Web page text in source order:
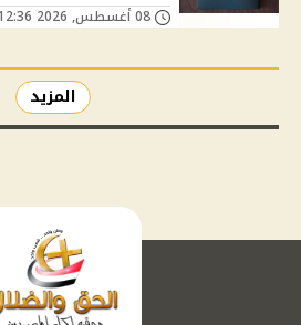
المزيد